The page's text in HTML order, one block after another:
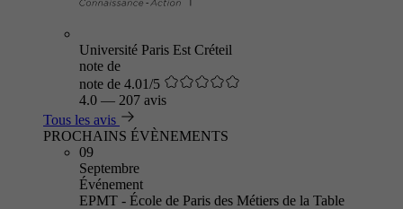
Université Paris Est Créteil
note de
note de 4.01/5
4.0 — 207 avis
Tous les avis
PROCHAINS ÉVÈNEMENTS
09
Septembre
Événement
EPMT - École de Paris des Métiers de la Table